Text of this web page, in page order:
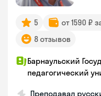
5 от 1590 ₽
8 отзывов
Барнаульский
педагогический
Преподавал